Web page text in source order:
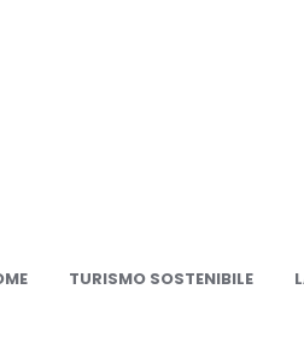
TURISMO SOSTENIBILE